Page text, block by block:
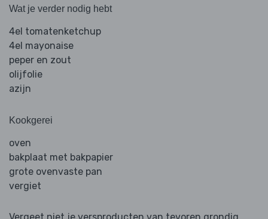
Wat je verder nodig hebt
4el tomatenketchup
4el mayonaise
peper en zout
olijfolie
azijn
Kookgerei
oven
bakplaat met bakpapier
grote ovenvaste pan
vergiet